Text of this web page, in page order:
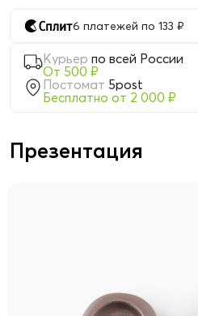
6 платежей по 133 ₽
Курьер по всей России
От 500 ₽
Постомат 5post
Бесплатно от 2 000 ₽
Презентация